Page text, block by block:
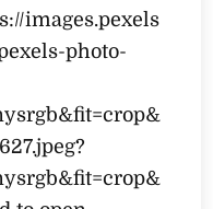
images.pexels
photo-